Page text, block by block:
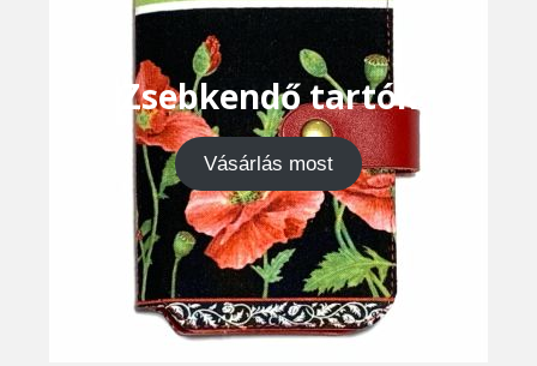
Zsebkendő tartók
Vásárlás most